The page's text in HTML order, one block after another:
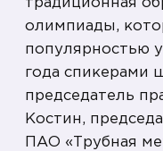
традиционная
олимпиады,
популярностью
года спикерами
председатель
Костин,
ПАО «Трубная